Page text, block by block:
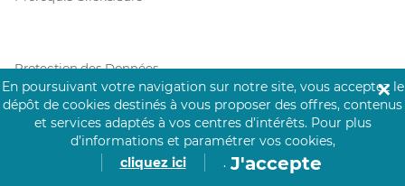
Protection des Données
Vie Privée
En poursuivant votre navigation sur notre site, vous acceptez le
dépôt de cookies destinés à vous proposer des offres, contenus
et services adaptés à vos centres d’intérêts. Pour plus
d’informations et paramétrer vos cookies,
cliquez ici
. J'accepte
✕